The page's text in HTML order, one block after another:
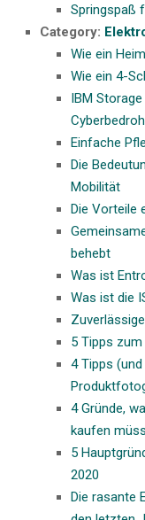
Springspaß
Category:
Wie ein
Wie ein 4-
IBM
Einfache
Die
Mobilität
Die Vorteile
behebt
Was ist
Was ist die
5 Tipps
4 Tipps
4 Gründe,
kaufen
5
2020
Die rasante